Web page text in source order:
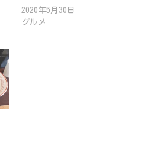
2020年5月30日
グルメ